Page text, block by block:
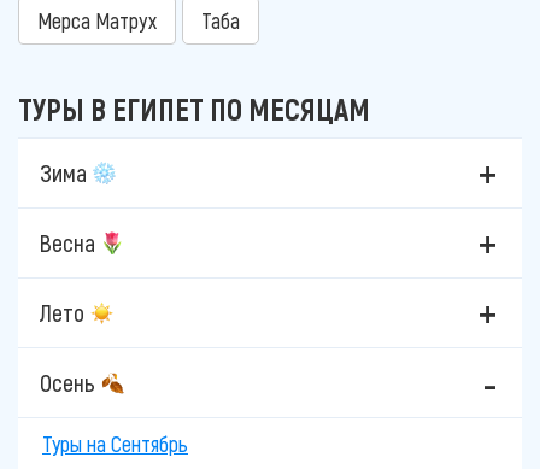
Мерса Матрух Таба
ТУРЫ В ЕГИПЕТ ПО МЕСЯЦАМ
Зима
Весна
Лето
Осень
Туры на Сентябрь